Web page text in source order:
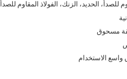
للصدأ، الحديد، الزنك، الفولاذ المقاوم للصدأ
مسحوق
الاستخدام